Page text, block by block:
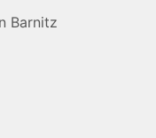
Barnitz